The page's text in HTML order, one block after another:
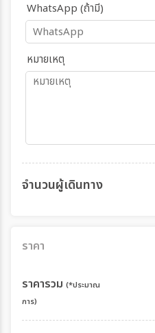
WhatsApp (ถ้ามี)
หมายเหตุ
จำนวนผู้เดินทาง
ราคา
ราคารวม (*ประมาณ
การ)